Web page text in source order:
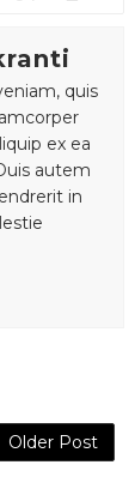
quis
ex ea
autem
in
Older Post